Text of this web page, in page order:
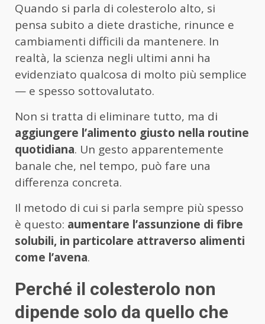
Quando si parla di colesterolo alto, si
pensa subito a diete drastiche, rinunce e
cambiamenti difficili da mantenere. In
realtà, la scienza negli ultimi anni ha
evidenziato qualcosa di molto più semplice
— e spesso sottovalutato.
Non si tratta di eliminare tutto, ma di
aggiungere l’alimento giusto nella routine
quotidiana. Un gesto apparentemente
banale che, nel tempo, può fare una
differenza concreta.
Il metodo di cui si parla sempre più spesso
è questo: aumentare l’assunzione di fibre
solubili, in particolare attraverso alimenti
come l’avena.
Perché il colesterolo non
dipende solo da quello che